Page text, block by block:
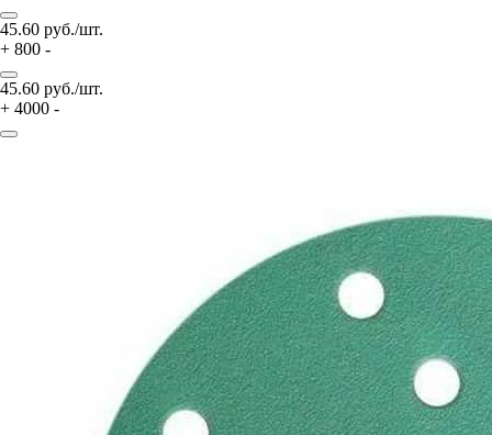
45.60 руб./шт.
+ 800 -
45.60 руб./шт.
+ 4000 -